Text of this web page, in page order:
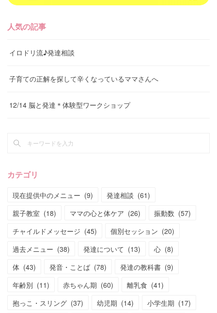
人気の記事
イロドリ流♪発達相談
子育ての正解を探して辛くなっているママさんへ
12/14 脳と発達＊体験型ワークショップ
カテゴリ
現在提供中のメニュー (9) 発達相談 (61)
親子教室 (18) ママの心と体ケア (26) 振動数 (57)
チャイルドメッセージ (45) 個別セッション (20)
過去メニュー (38) 発達について (13) 心 (8)
体 (43) 発音・ことば (78) 発達の教科書 (9)
年齢別 (11) 赤ちゃん期 (60) 離乳食 (41)
抱っこ・スリング (37) 幼児期 (14) 小学生期 (17)